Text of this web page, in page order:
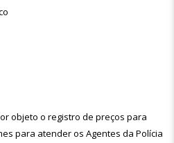
objeto o registro de preços para
para atender os Agentes da Polícia